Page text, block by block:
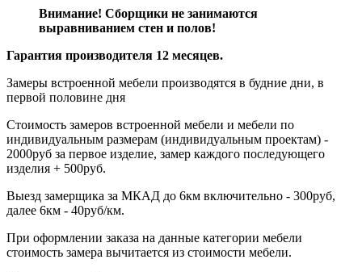
Внимание! Сборщики не занимаются
выравниванием стен и полов!
Гарантия производителя 12 месяцев.
Замеры встроенной мебели производятся в будние дни, в
первой половине дня
Стоимость замеров встроенной мебели и мебели по
индивидуальным размерам (индивидуальным проектам) -
2000руб за первое изделие, замер каждого последующего
изделия + 500руб.
Выезд замерщика за МКАД до 6км включительно - 300руб,
далее 6км - 40руб/км.
При оформлении заказа на данные категории мебели
стоимость замера вычитается из стоимости мебели.